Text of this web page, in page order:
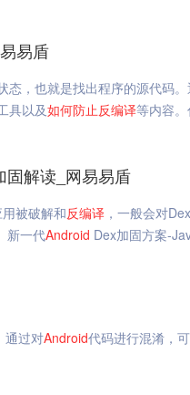
易盾
态，也就是找出程序的源代码
具以及如何防止反编译等内容
固解读_网易易盾
用被破解和反编译 ，一般会对
新一代Android Dex加固方案-
通过对Android代码进行混淆，